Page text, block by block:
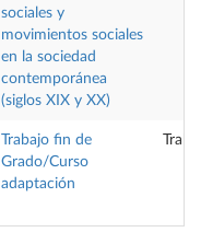
sociales y
movimientos sociales
en la sociedad
contemporánea
(siglos XIX y XX)
Trabajo fin de
Grado/Curso
adaptación